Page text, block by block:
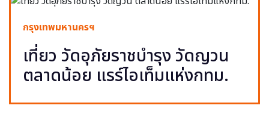
กรุงเทพมหานครฯ
เที่ยว วัดอุภัยราชบำรุง วัดญวน
ตลาดน้อย แรร์ไอเท็มแห่งกทม.